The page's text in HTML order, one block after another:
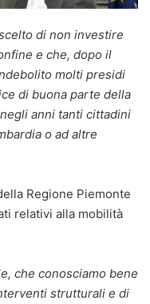
di non investire
e che, dopo il
molti presidi
di buona parte della
anni tanti cittadini
o ad altre
Regione Piemonte
relativi alla mobilità
che conosciamo bene
strutturali e di